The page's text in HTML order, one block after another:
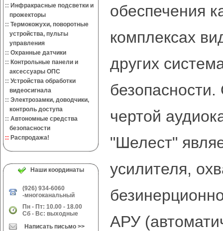
:: Инфракрасные подсветки и
прожекторы
:: Термокожухи, поворотные
устройства, пульты
управления
:: Охранные датчики
:: Контрольные панели и
аксессуары ОПС
:: Устройства обработки
видеосигнала
:: Электрозамки, доводчики,
контроль доступа
:: Автономные средства
безопасности
:: Распродажа!
Наши координаты
(926) 934-6060
-многоканальный
Пн - Пт: 10.00 - 18.00
Сб - Вс: выходные
Написать письмо >>
обеспечения
комплексах
других
чертой
"Шелест"
усилителя,
АРУ